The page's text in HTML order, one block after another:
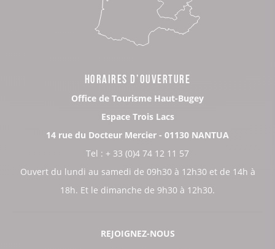
HORAIRES D’OUVERTURE
Office de Tourisme Haut-Bugey
Espace Trois Lacs
14 rue du Docteur Mercier - 01130 NANTUA
Tel : + 33 (0)4 74 12 11 57
Ouvert du lundi au samedi de 09h30 à 12h30 et de 14h à
18h. Et le dimanche de 9h30 à 12h30.
REJOIGNEZ-NOUS